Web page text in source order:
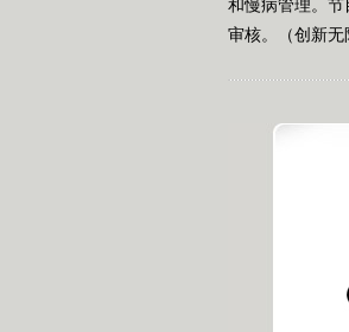
和慢病管理。
审核。（创新无